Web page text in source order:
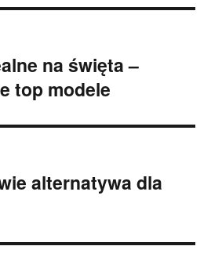
na święta –
top modele
alternatywa dla